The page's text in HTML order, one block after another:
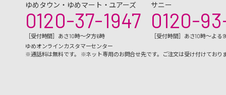
ゆめタウン・ゆめマート・ユアーズ
0120-37-1947
［受付時間］あさ10時～夕方6時
サニー
0120-
［受付時間］あさ10時～よる
ゆめオンラインカスタマーセンター
※通話料は無料です。 ※ネット専用のお問合せ先です。ご注文は受け付けており